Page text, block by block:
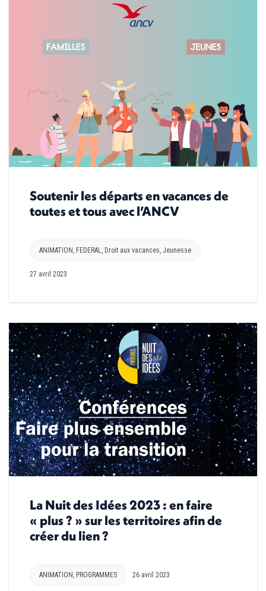
Soutenir les départs en vacances de
toutes et tous avec l’ANCV
ANIMATION FEDERAL Droit aux vacances Jeunesse
27 avril 2023
La Nuit des Idées 2023 : en faire
« plus ? » sur les territoires afin de
créer du lien ?
ANIMATION PROGRAMMES 26 avril 2023